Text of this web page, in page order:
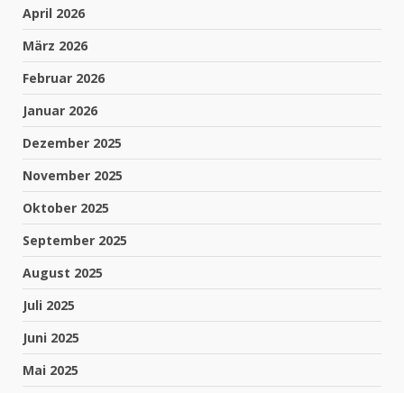
April 2026
März 2026
Februar 2026
Januar 2026
Dezember 2025
November 2025
Oktober 2025
September 2025
August 2025
Juli 2025
Juni 2025
Mai 2025